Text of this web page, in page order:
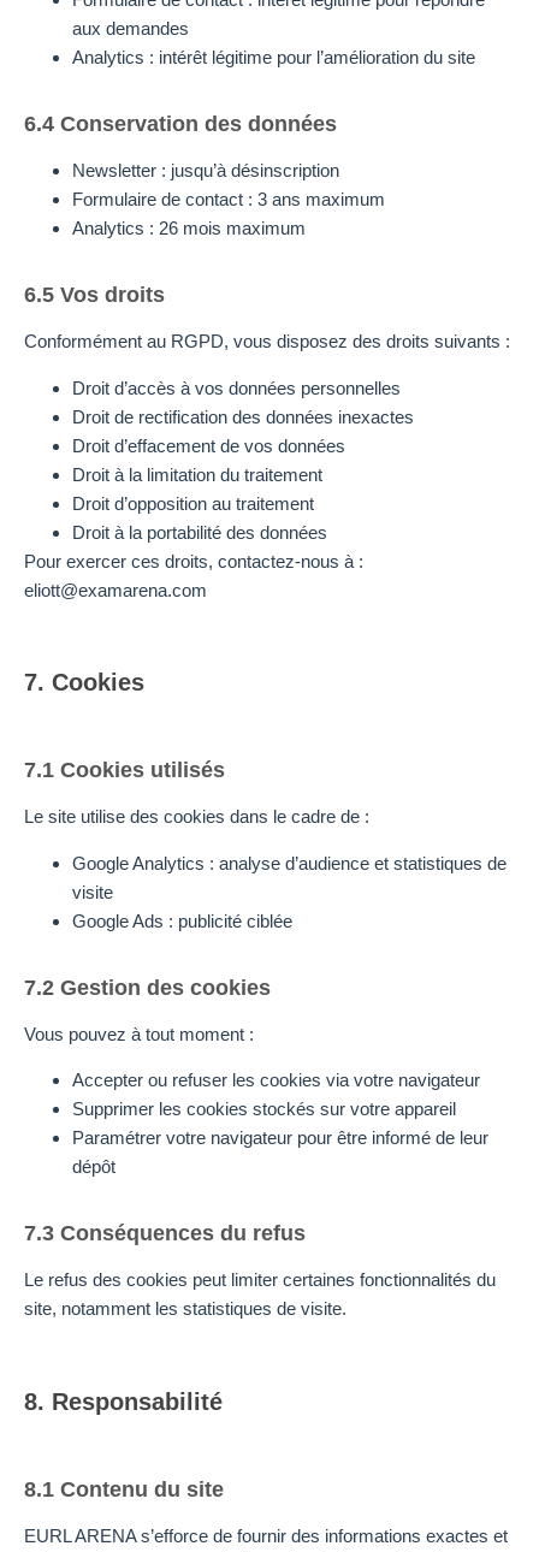
aux demandes
Analytics : intérêt légitime pour l’amélioration du site
6.4 Conservation des données
Newsletter : jusqu’à désinscription
Formulaire de contact : 3 ans maximum
Analytics : 26 mois maximum
6.5 Vos droits
Conformément au RGPD, vous disposez des droits suivants :
Droit d’accès à vos données personnelles
Droit de rectification des données inexactes
Droit d’effacement de vos données
Droit à la limitation du traitement
Droit d’opposition au traitement
Droit à la portabilité des données
Pour exercer ces droits, contactez-nous à :
eliott@examarena.com
7. Cookies
7.1 Cookies utilisés
Le site utilise des cookies dans le cadre de :
Google Analytics : analyse d’audience et statistiques de
visite
Google Ads : publicité ciblée
7.2 Gestion des cookies
Vous pouvez à tout moment :
Accepter ou refuser les cookies via votre navigateur
Supprimer les cookies stockés sur votre appareil
Paramétrer votre navigateur pour être informé de leur
dépôt
7.3 Conséquences du refus
Le refus des cookies peut limiter certaines fonctionnalités du
site, notamment les statistiques de visite.
8. Responsabilité
8.1 Contenu du site
EURL ARENA s’efforce de fournir des informations exactes et